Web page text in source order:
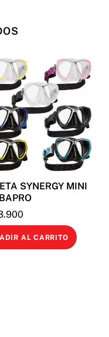
SYNERGY MINI
AL CARRITO